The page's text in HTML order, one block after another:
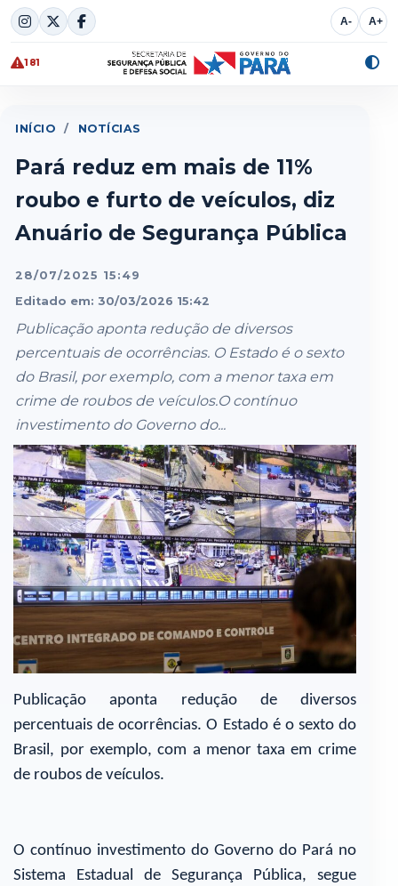
Skip
to
content
A- A+
181
INÍCIO / NOTÍCIAS
Pará reduz em mais de 11%
roubo e furto de veículos, diz
Anuário de Segurança Pública
28/07/2025 15:49
Editado em: 30/03/2026 15:42
Publicação aponta redução de diversos
percentuais de ocorrências. O Estado é o sexto
do Brasil, por exemplo, com a menor taxa em
crime de roubos de veículos.O contínuo
investimento do Governo do...
Publicação aponta redução de diversos
percentuais de ocorrências. O Estado é o sexto do
Brasil, por exemplo, com a menor taxa em crime
de roubos de veículos.
O contínuo investimento do Governo do Pará no
Sistema Estadual de Segurança Pública, segue